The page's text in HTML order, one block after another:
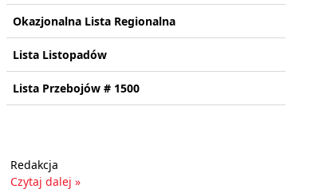
Okazjonalna Lista Regionalna
Lista Listopadów
Lista Przebojów # 1500
Redakcja
Czytaj dalej »